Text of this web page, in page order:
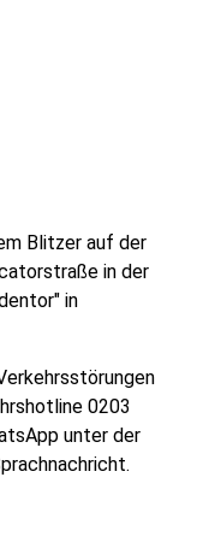
Blitzer auf der
in der
in
0203
unter der